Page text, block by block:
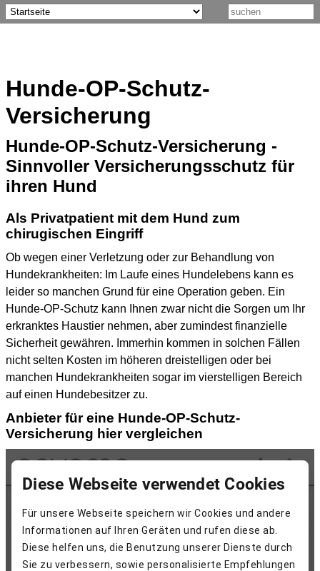
Hunde-OP-Schutz-
Versicherung
Hunde-OP-Schutz-Versicherung -
Sinnvoller Versicherungsschutz für
ihren Hund
Als Privatpatient mit dem Hund zum
chirugischen Eingriff
Ob wegen einer Verletzung oder zur Behandlung von
Hundekrankheiten: Im Laufe eines Hundelebens kann es
leider so manchen Grund für eine Operation geben. Ein
Hunde-OP-Schutz kann Ihnen zwar nicht die Sorgen um Ihr
erkranktes Haustier nehmen, aber zumindest finanzielle
Sicherheit gewähren. Immerhin kommen in solchen Fällen
nicht selten Kosten im höheren dreistelligen oder bei
manchen Hundekrankheiten sogar im vierstelligen Bereich
auf einen Hundebesitzer zu.
Anbieter für eine Hunde-OP-Schutz-
Versicherung hier vergleichen